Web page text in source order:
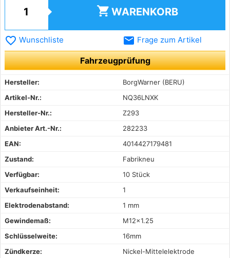
shopping_cart WARENKORB
favorite_border Wunschliste email Frage zum Artikel
Fahrzeugprüfung
Hersteller:
BorgWarner (BERU)
Artikel-Nr.:
NQ36LNXK
Hersteller-Nr.:
Z293
Anbieter Art.-Nr.:
282233
EAN:
4014427179481
Zustand:
Fabrikneu
Verfügbar:
10 Stück
Verkaufseinheit:
1
Elektrodenabstand:
1 mm
Gewindemaß:
M12x1.25
Schlüsselweite:
16mm
Zündkerze:
Nickel-Mittelelektrode